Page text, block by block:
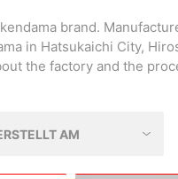
brand.
in Hatsukaichi City,
the factory and the